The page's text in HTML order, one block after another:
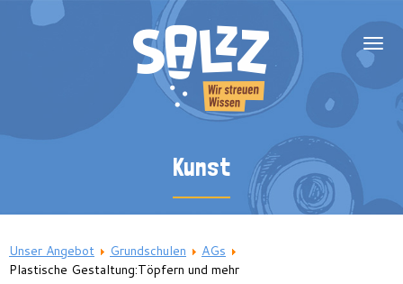
Über uns
Blog
SalzZ unterstützen
Ganztagsträger
Kunst
Unser Angebot Grundschulen
AGs
Plastische Gestaltung:Töpfern und mehr